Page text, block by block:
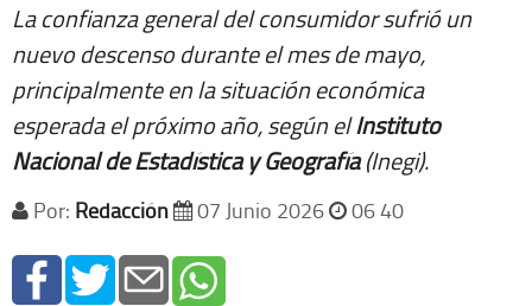
La confianza general del consumidor sufrió un
nuevo descenso durante el mes de mayo,
principalmente en la situación económica
esperada el próximo año, según elInstituto
Nacional de Estadística y Geografía(Inegi).
Por: Redacción 07 Junio 2026 06 40